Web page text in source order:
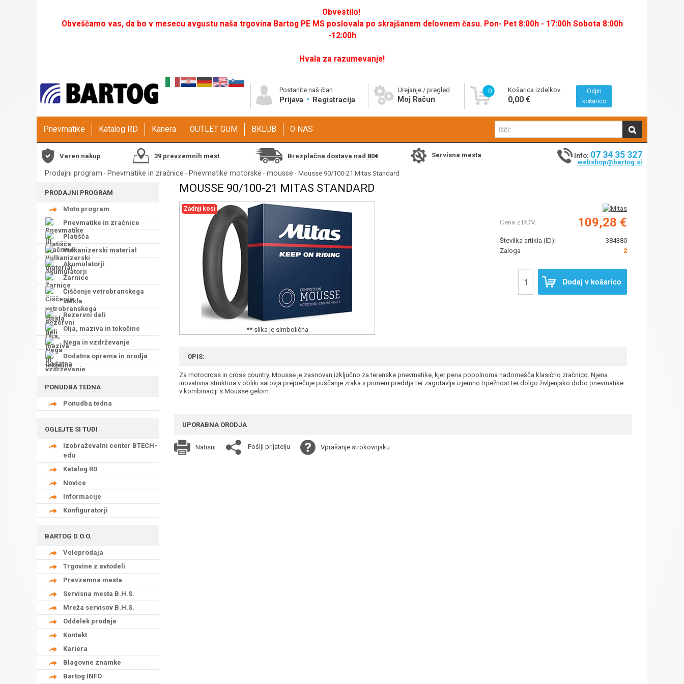
Obvestilo!
Obveščamo vas, da bo v mesecu avgustu naša trgovina Bartog PE MS poslovala po skrajšanem delovnem času. Pon- Pet 8:00h - 17:00h Sobota 8:00h
-12:00h
Hvala za razumevanje!
Postanite naš član
Prijava Registracija
Urejanje / pregled
Moj Račun
0 Košarica izdelkov
0,00 €
Odpri
košarico
Pnevmatike Katalog RD Kariera OUTLET GUM BKLUB O NAS
Varen nakup 39 prevzemnih mest Brezplačna dostava nad 80€ Servisna mesta Info: 07 34 35 327
webshop@bartog.si
Prodajni program - Pnevmatike in zračnice - Pnevmatike motorske - mousse - Mousse 90/100-21 Mitas Standard
PRODAJNI PROGRAM
Moto program
Pnevmatike in zračnice
Platišča
Vulkanizerski material
Akumulatorji
Žarnice
Čiščenje vetrobranskega
stekla
Rezervni deli
Olja, maziva in tekočine
Nega in vzdrževanje
Dodatna oprema in orodja
PONUDBA TEDNA
Ponudba tedna
OGLEJTE SI TUDI
Izobraževalni center BTECH-
edu
Katalog RD
Novice
Informacije
Konfiguratorji
BARTOG D.O.O.
Veleprodaja
Trgovine z avtodeli
Prevzemna mesta
Servisna mesta B.H.S.
Mreža servisov B.H.S.
Oddelek prodaje
Kontakt
Kariera
Blagovne znamke
Bartog INFO
MOUSSE 90/100-21 MITAS STANDARD
Zadnji kosi
** slika je simbolična
Cena z DDV: 109,28 €
Številka artikla (ID):
384380
Zaloga
2
Dodaj v košarico
OPIS:
Za motocross in cross country. Mousse je zasnovan izključno za terenske pnevmatike, kjer pena popolnoma nadomešča klasično zračnico. Njena
inovativna struktura v obliki satovja preprečuje puščanje zraka v primeru predrtja ter zagotavlja izjemno trpežnost ter dolgo življenjsko dobo pnevmatike
v kombinaciji s Mousse gelom.
UPORABNA ORODJA
Natisni Pošlji prijatelju Vprašanje strokovnjaku